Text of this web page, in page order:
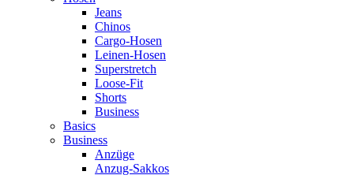
Jeans
Chinos
Cargo-Hosen
Leinen-Hosen
Superstretch
Loose-Fit
Shorts
Business
Basics
Business
Anzüge
Anzug-Sakkos